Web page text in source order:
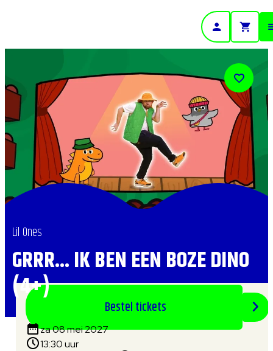
GRRR... IK BEN EEN BOZE DINO
(4+)
Lil Ones
Bestel tickets
za 08 mei 2027
13:30 uur